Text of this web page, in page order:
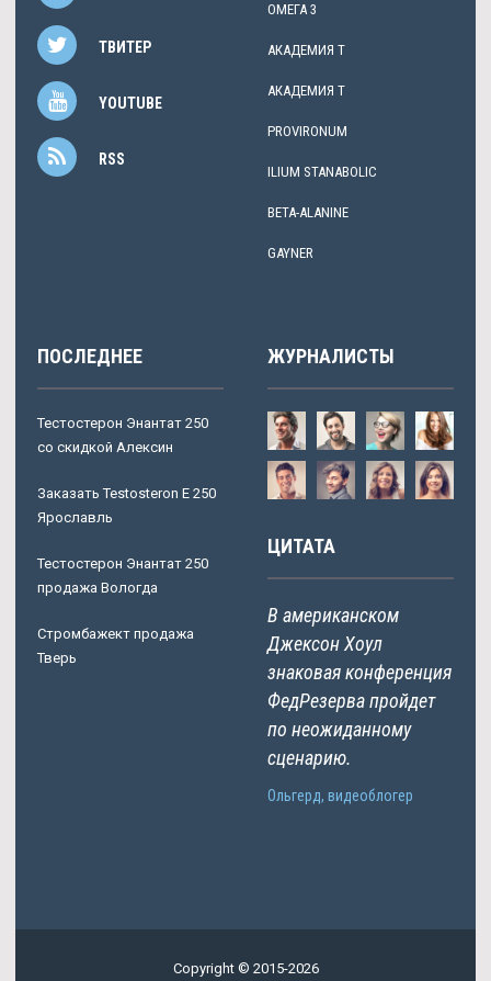
ТВИТЕР
YOUTUBE
RSS
ОМЕГА 3
АКАДЕМИЯ Т
АКАДЕМИЯ Т
PROVIRONUM
ILIUM STANABOLIC
BETA-ALANINE
GAYNER
ПОСЛЕДНЕЕ
Тестостерон Энантат 250
со скидкой Алексин
Заказать Testosteron E 250
Ярославль
Тестостерон Энантат 250
продажа Вологда
Стромбажект продажа
Тверь
ЖУРНАЛИСТЫ
ЦИТАТА
В американском
Джексон Хоул
знаковая конференция
ФедРезерва пройдет
по неожиданному
сценарию.
Ольгерд, видеоблогер
Copyright © 2015-2026